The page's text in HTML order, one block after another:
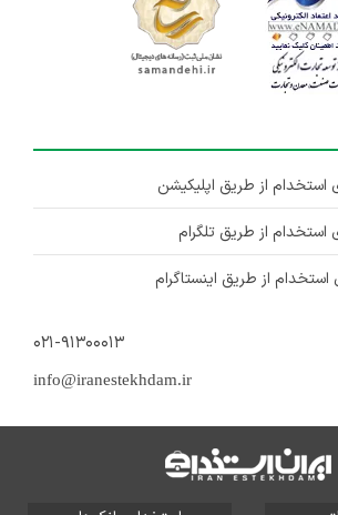
استخدام از طریق اپلیکیشن
از طریق تلگرام
از طریق اینستاگرام
۰۲۱-۹۱۳۰۰۰۱۳
info@iranestekhdam.ir